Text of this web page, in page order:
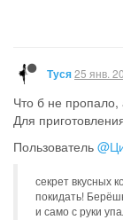
Туся25 янв.
Что б не
Для
Пользователь
секрет вкусных
покидать!
и само с руки